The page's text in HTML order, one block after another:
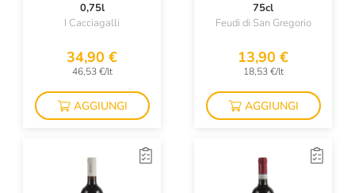
0,75l
I Cacciagalli
34,90 €
46,53 €/lt
AGGIUNGI
75cl
Feudi di San Gregorio
13,90 €
18,53 €/lt
AGGIUNGI